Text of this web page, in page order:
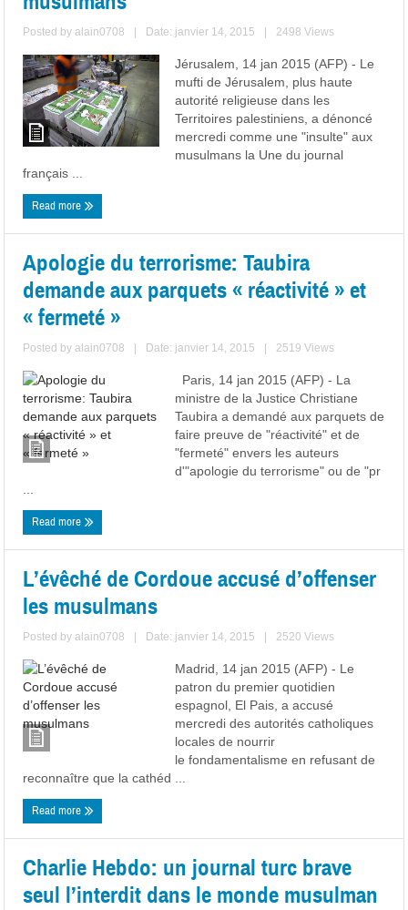
Posted byalain0708 Date: janvier 14, 2015 2498 Views
Jérusalem, 14 jan 2015 (AFP) - Le
mufti de Jérusalem, plus haute
autorité religieuse dans les
Territoires palestiniens, a dénoncé
mercredi comme une "insulte" aux
musulmans la Une du journal
français ...
Read more
Apologie du terrorisme: Taubira
demande aux parquets « réactivité » et
« fermeté »
Posted byalain0708 Date: janvier 14, 2015 2519 Views
Paris, 14 jan 2015 (AFP) - La
ministre de la Justice Christiane
Taubira a demandé aux parquets de
faire preuve de "réactivité" et de
"fermeté" envers les auteurs
d'"apologie du terrorisme" ou de "pr
Read more
L’évêché de Cordoue accusé d’offenser
les musulmans
Posted byalain0708 Date: janvier 14, 2015 2520 Views
Madrid, 14 jan 2015 (AFP) - Le
patron du premier quotidien
espagnol, El Pais, a accusé
mercredi des autorités catholiques
locales de nourrir
le fondamentalisme en refusant de
reconnaître que la cathéd ...
Read more
Charlie Hebdo: un journal turc brave
seul l’interdit dans le monde musulman